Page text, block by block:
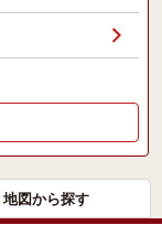
地図から探す